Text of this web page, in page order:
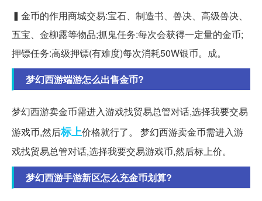
▍金币的作用商城交易:宝石、制造书、兽决、高级兽决、
五宝、金柳露等物品;抓鬼任务:每次会获得一定量的金币;
押镖任务:高级押镖(有难度)每次消耗50W银币。成。
梦幻西游端游怎么出售金币?
梦幻西游卖金币需进入游戏找贸易总管对话,选择我要交易
游戏币,然后标上价格就行了。 梦幻西游卖金币需进入游
戏找贸易总管对话,选择我要交易游戏币,然后标上价。
梦幻西游手游新区怎么充金币划算?